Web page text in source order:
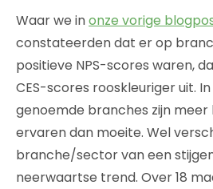
Waar we inonze vorige
constateerden dat er op
positieve NPS-scores waren,
CES-scores rooskleuriger uit.
genoemde branches zijn
ervaren dan moeite. Wel
branche/sector van een
neerwaartse trend. Over 18